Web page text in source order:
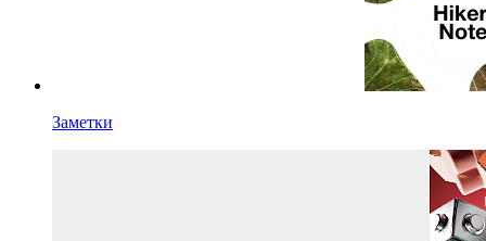
Заметки